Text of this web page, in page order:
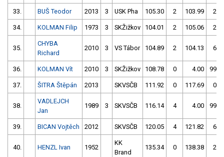
33. BUŠ Teodor 2013 3 USK Pha 105.30 2 103.99 2
34. KOLMAN Filip 1973 3 SKŽižkov 104.01 2 105.06 2
35.
CHYBA
Richard
2010 3 VS Tábor 104.89 2 104.13 6
36. KOLMAN Vít 2010 3 SKŽižkov 108.78 0 4.00 999
37. ŠITRA Štěpán 2013 SKVSČB 111.92 0 117.69 0
38.
VADLEJCH
Jan
1989 3 SKVSČB 116.14 4 4.00 999
39. BICAN Vojtěch 2012 SKVSČB 120.05 4 121.82 6
40. HENZL Ivan 1952
KK
Brand
135.34 0 138.38 2